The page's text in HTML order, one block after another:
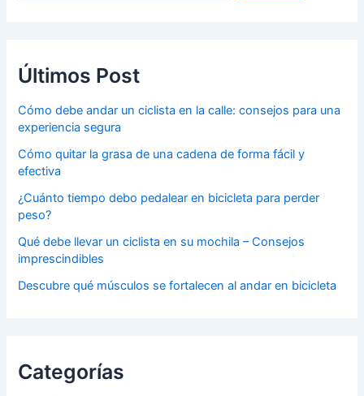
Últimos Post
Cómo debe andar un ciclista en la calle: consejos para una
experiencia segura
Cómo quitar la grasa de una cadena de forma fácil y
efectiva
¿Cuánto tiempo debo pedalear en bicicleta para perder
peso?
Qué debe llevar un ciclista en su mochila – Consejos
imprescindibles
Descubre qué músculos se fortalecen al andar en bicicleta
Categorías